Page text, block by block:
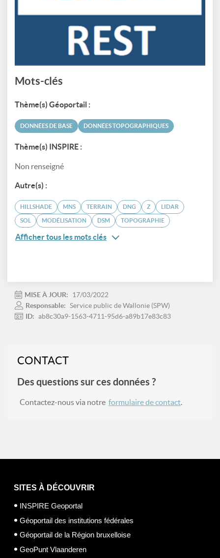
Mots-clés
Thème(s) Géoportail :
DONNÉES DE BASE DONNÉES TOPOGRAPHIQUES
Thème(s) INSPIRE :
Non renseigné
Autre(s) :
HILLSHADE MNS TERRAIN DNG Z LIDAR
SOL MODÉLISATION DSM TOPOGRAPHIE
Afficher tous les mots clés
MISE À JOUR:
17/03/2022
Responsable: Service public de Wallonie (SPW)
ID: ab8c30a9-1563-4711-95d6-a89b17e83c83
CONTACT
Des questions sur ces données ?
Contactez-nous via notre formulaire de contact.
SITES À DÉCOUVRIR
INSPIRE Geoportal
Géoportail des institutions fédérales
Géoportail de la Région bruxelloise
GeoPunt Vlaanderen